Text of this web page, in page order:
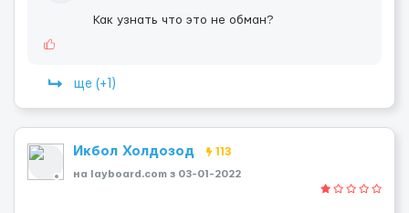
Как узнать что это не обман?
ще (+1)
Икбол Холдозод 113
на layboard.com з 03-01-2022